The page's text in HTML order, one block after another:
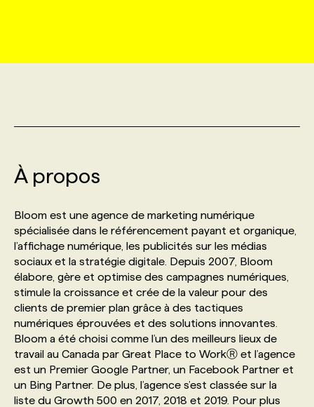
INITIATIVES NUMÉRIQUES
PRIX ET DISTINCTIONS
TENDANCES
MARKETING DURABLE
ÉVÉNEMENTIEL
NOS AUTEUR‧RICES
ANNONCEZ AVEC NOUS
PROFIL ENTREPRISE
FAQ
ANNONCEZ AVEC NOUS
PROFIL CANDIDAT
ANNONCEZ AVEC NOUS
NOS PARCOURS DE FORMATIONS
FORMATIONS PERSONNALISÉES
NOS FORMATEUR‧RICES
POURQUOI CHOISIR NOS FORMATIONS
NOS TARIFS
PROGRAMMES DE SUBVENTIONS
FAQ
SERVICE DE CHASSE DE TÊTE
NOS TARIFS
NOS EXPERTISES
FAQ
ANNONCEZ AVEC NOUS
À propos
Bloom est une agence de marketing numérique
spécialisée dans le référencement payant et organique,
l’affichage numérique, les publicités sur les médias
sociaux et la stratégie digitale. Depuis 2007, Bloom
élabore, gère et optimise des campagnes numériques,
stimule la croissance et crée de la valeur pour des
clients de premier plan grâce à des tactiques
numériques éprouvées et des solutions innovantes.
Bloom a été choisi comme l’un des meilleurs lieux de
travail au Canada par Great Place to WorkⓇ et l’agence
est un Premier Google Partner, un Facebook Partner et
un Bing Partner. De plus, l’agence s’est classée sur la
liste du Growth 500 en 2017, 2018 et 2019. Pour plus